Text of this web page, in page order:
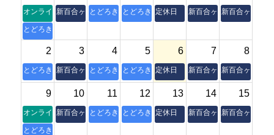
オンライン朝活操体法セミナー
とどろき縁側
新百合ヶ丘本室とどろき縁側とどろき縁側定休日 新百合ヶ丘本室新百合ヶ丘本室
2
とどろき縁側
3
新百合ヶ丘本室
4
とどろき縁側
5
とどろき縁側
6
定休日
7
新百合ヶ丘本室
8
新百合ヶ丘本室
9
オンライン朝活操体法セミナー
とどろき縁側
10
新百合ヶ丘本室
11
とどろき縁側
12
とどろき縁側
13
定休日
14
新百合ヶ丘本室
15
新百合ヶ丘本室